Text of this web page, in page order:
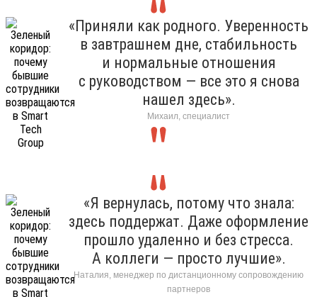
«Приняли как родного. Уверенность
в завтрашнем дне, стабильность
и нормальные отношения
с руководством — все это я снова
нашел здесь».
Михаил, специалист
«Я вернулась, потому что знала:
здесь поддержат. Даже оформление
прошло удаленно и без стресса.
А коллеги — просто лучшие».
Наталия, менеджер по дистанционному сопровождению
партнеров